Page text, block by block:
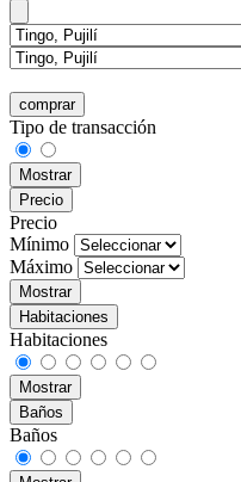
comprar
Tipo de transacción
Mostrar
Precio
Precio
Mínimo
Máximo
Mostrar
Habitaciones
Habitaciones
Mostrar
Baños
Baños